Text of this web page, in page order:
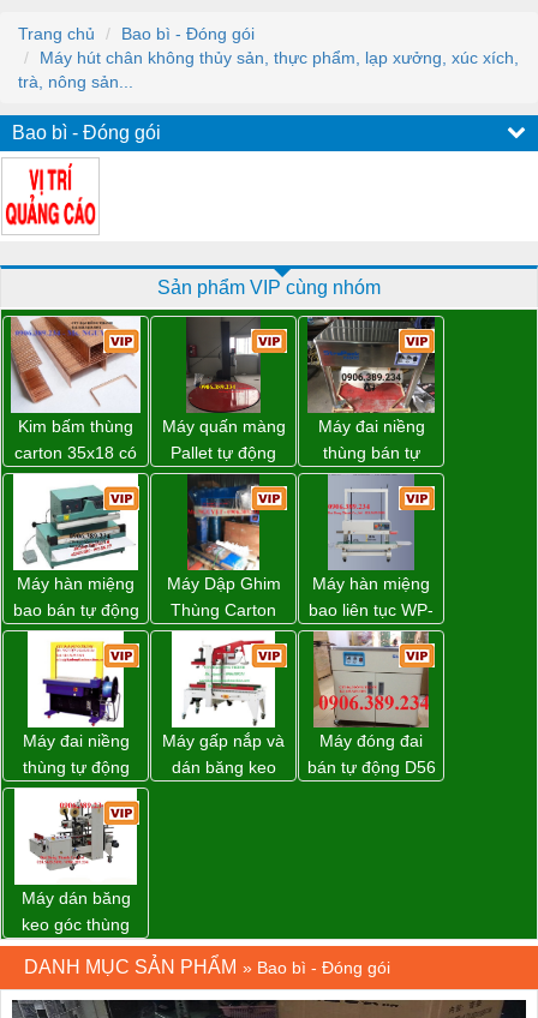
Trang chủ
Bao bì - Đóng gói
Máy hút chân không thủy sản, thực phẩm, lạp xưởng, xúc xích,
trà, nông sản...
Bao bì - Đóng gói
Sản phẩm VIP cùng nhóm
Kim bấm thùng
carton 35x18 có
sẵn giá rẻ toàn
quốc
Máy quấn màng
Pallet tự động
WP-55 xuất xứ
Đài Loan
Máy đai niềng
thùng bán tự
động D53XS2
của hãng
Strapack Nhật
Máy hàn miệng
bao bán tự động
nhập khẩu
Taiwan
Máy Dập Ghim
Thùng Carton
Wp-1200 Chính
Hãng Đài Loan
Máy hàn miệng
bao liên tục WP-
1200V chính
hãng giá tốt
Máy đai niềng
thùng tự động
DBA-200 giá tốt
Máy gấp nắp và
dán băng keo
Máy đóng đai
bán tự động D56
Máy dán băng
keo góc thùng
carton giá tốt
Đồng Nai
DANH MỤC SẢN PHẨM » Bao bì - Đóng gói